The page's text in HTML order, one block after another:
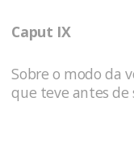
Caput IX
Sobre o modo da
que teve antes de